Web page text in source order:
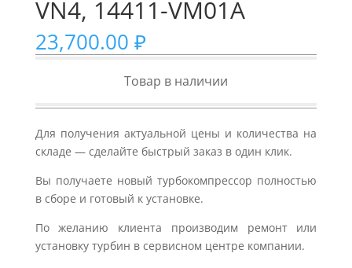
VN4, 14411-VM01A
23,700.00 ₽
Товар в наличии
Для получения актуальной цены и количества на
складе — сделайте быстрый заказ в один клик.
Вы получаете новый турбокомпрессор полностью
в сборе и готовый к установке.
По желанию клиента производим ремонт или
установку турбин в сервисном центре компании.